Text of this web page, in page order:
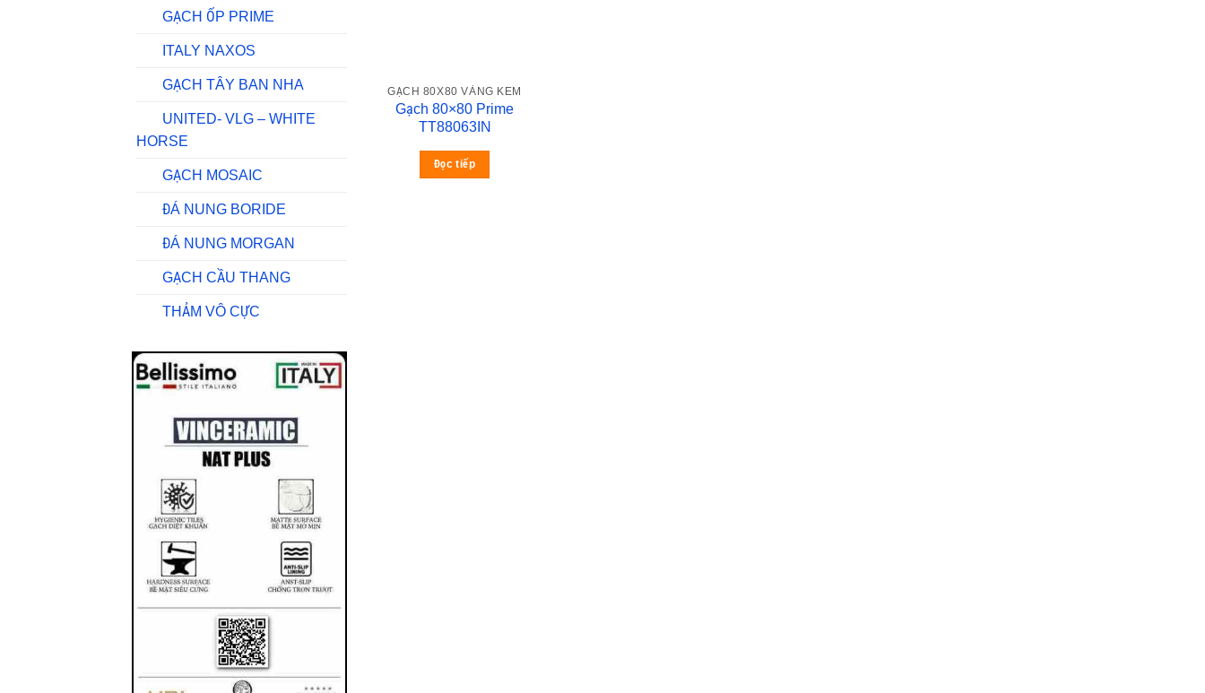
GẠCH ỐP PRIME
ITALY NAXOS
GẠCH TÂY BAN NHA
UNITED- VLG – WHITE
HORSE
GẠCH MOSAIC
ĐÁ NUNG BORIDE
ĐÁ NUNG MORGAN
GẠCH CẦU THANG
THẢM VÔ CỰC
GẠCH 80X80 VÀNG KEM
Gạch 80×80 Prime
TT88063IN
Đọc tiếp